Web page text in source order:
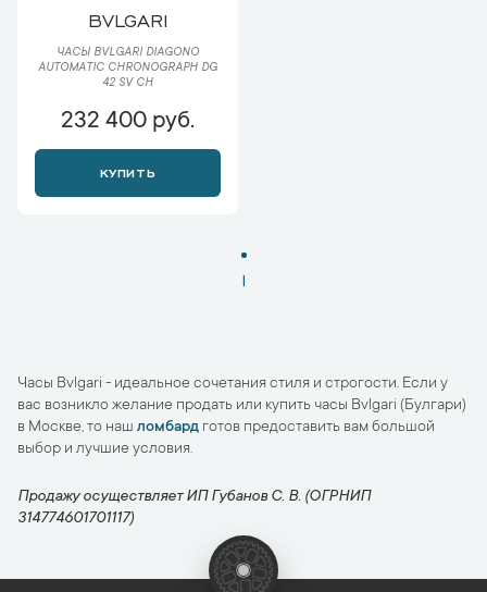
BVLGARI
ЧАСЫ BVLGARI DIAGONO
AUTOMATIC CHRONOGRAPH DG
42 SV CH
232 400 руб.
КУПИТЬ
1
Часы Bvlgari - идеальное сочетания стиля и строгости. Если у
вас возникло желание продать или купить часы Bvlgari (Булгари)
в Москве, то наш ломбард готов предоставить вам большой
выбор и лучшие условия.
Продажу осуществляет ИП Губанов С. В. (ОГРНИП
314774601701117)